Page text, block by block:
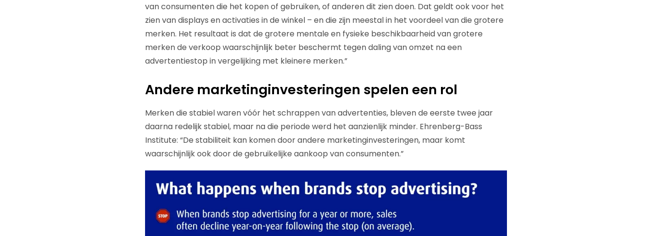
van consumenten die het kopen of gebruiken, of anderen dit zien doen. Dat geldt ook voor het
zien van displays en activaties in de winkel – en die zijn meestal in het voordeel van die grotere
merken. Het resultaat is dat de grotere mentale en fysieke beschikbaarheid van grotere
merken de verkoop waarschijnlijk beter beschermt tegen daling van omzet na een
advertentiestop in vergelijking met kleinere merken.”
Andere marketinginvesteringen spelen een rol
Merken die stabiel waren vóór het schrappen van advertenties, bleven de eerste twee jaar
daarna redelijk stabiel, maar na die periode werd het aanzienlijk minder. Ehrenberg-Bass
Institute: “De stabiliteit kan komen door andere marketinginvesteringen, maar komt
waarschijnlijk ook door de gebruikelijke aankoop van consumenten.”